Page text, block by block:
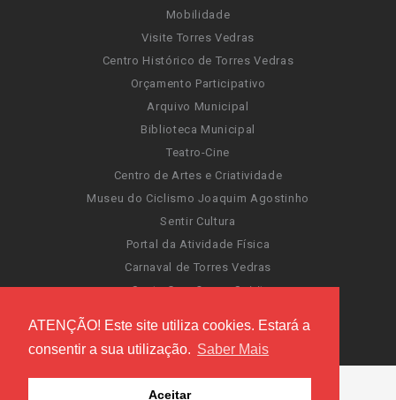
ATENÇÃO! Este site utiliza cookies. Estará a
consentir a sua utilização. Saber Mais
Aceitar
Mobilidade
Visite Torres Vedras
Centro Histórico de Torres Vedras
Orçamento Participativo
Arquivo Municipal
Biblioteca Municipal
Teatro-Cine
Centro de Artes e Criatividade
Museu do Ciclismo Joaquim Agostinho
Sentir Cultura
Portal da Atividade Física
Carnaval de Torres Vedras
Santa Cruz Ocean Spirit